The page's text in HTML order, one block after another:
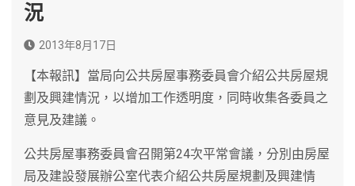
況
2013年8月17日
【本報訊】當局向公共房屋事務委員會介紹公共房屋規
劃及興建情況，以增加工作透明度，同時收集各委員之
意見及建議。
公共房屋事務委員會召開第24次平常會議，分別由房屋
局及建設發展辦公室代表介紹公共房屋規劃及興建情